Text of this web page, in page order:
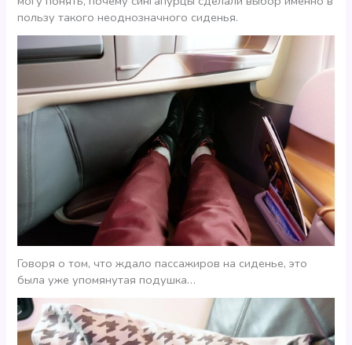
пользу такого неоднозначного сиденья.
Говоря о том, что ждало пассажиров на сиденье, это
была уже упомянутая подушка…